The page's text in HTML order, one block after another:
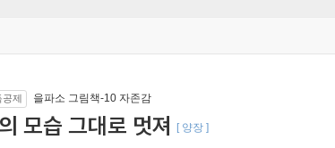
공제 을파소 그림책-10 자존감
모습 그대로 멋져 [ 양장 ]